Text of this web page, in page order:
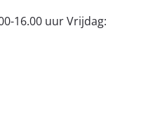
16.00 uur Vrijdag: